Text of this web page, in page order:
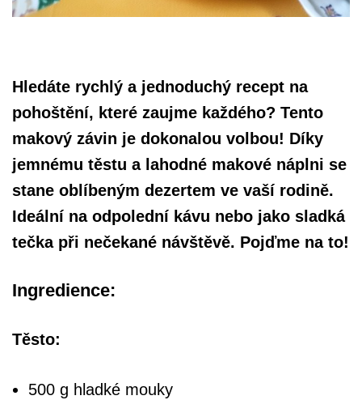
Hledáte rychlý a jednoduchý recept na
pohoštění, které zaujme každého? Tento
makový závin je dokonalou volbou! Díky
jemnému těstu a lahodné makové náplni se
stane oblíbeným dezertem ve vaší rodině.
Ideální na odpolední kávu nebo jako sladká
tečka při nečekané návštěvě. Pojďme na to!
Ingredience:
Těsto:
500 g hladké mouky